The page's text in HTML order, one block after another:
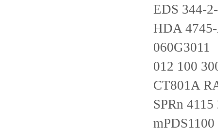
EDS 344-
HDA
060G3011
012 100
CT801A
SPRn